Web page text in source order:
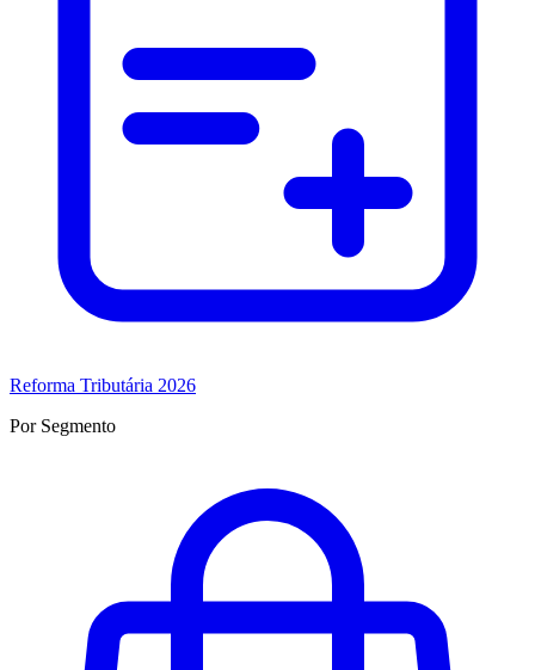
Reforma Tributária 2026
Por Segmento